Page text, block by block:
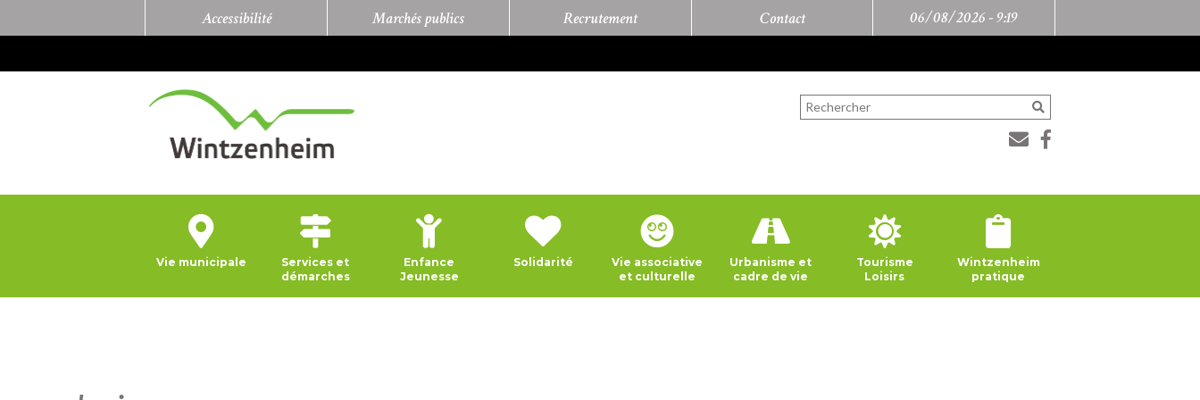
Accessibilité Marchés publics Recrutement Contact 06/08/2026 -9:19
Vie municipale
Services et
démarches
Enfance
Jeunesse
Solidarité
Vie associative
et culturelle
Urbanisme et
cadre de vie
Tourisme
Loisirs
Wintzenheim
pratique